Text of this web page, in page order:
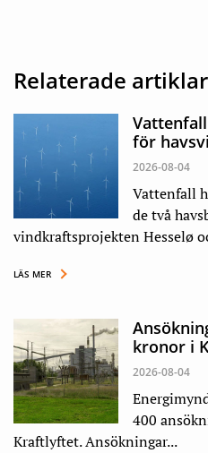
Relaterade artiklar
för
2026-08-04
Vattenfall
de två
vindkraftsprojekten Hesselø
LÄS MER
kronor i
2026-08-04
400
Kraftlyftet. Ansökningar...